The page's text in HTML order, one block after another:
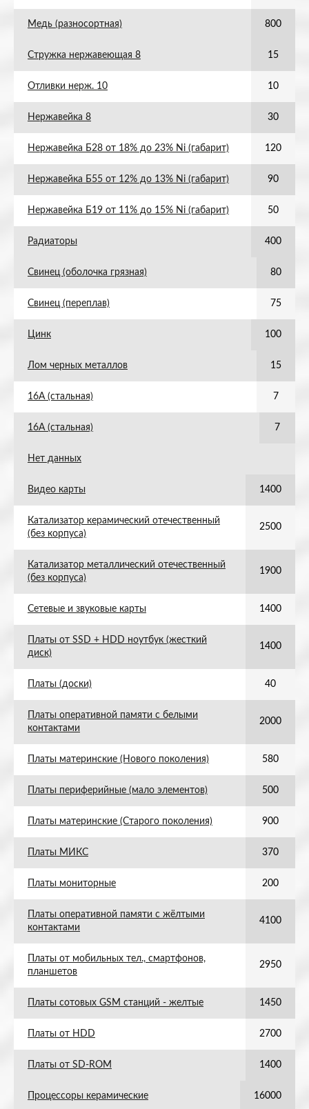
Медь (разносортная) 800
Стружка нержавеющая 8 15
Отливки нерж. 10 10
Нержавейка 8 30
Нержавейка Б28 от 18% до 23% Ni (габарит) 120
Нержавейка Б55 от 12% до 13% Ni (габарит) 90
Нержавейка Б19 от 11% до 15% Ni (габарит) 50
Радиаторы 400
Свинец (оболочка грязная) 80
Свинец (переплав) 75
Цинк 100
Лом черных металлов 15
16А (стальная) 7
16А (стальная) 7
Нет данных
Видео карты 1400
Катализатор керамический отечественный
(без корпуса)
2500
Катализатор металлический отечественный
(без корпуса)
1900
Сетевые и звуковые карты 1400
Платы от SSD + HDD ноутбук (жесткий
диск)
1400
Платы (доски) 40
Платы оперативной памяти с белыми
контактами
2000
Платы материнские (Нового поколения) 580
Платы периферийные (мало элементов) 500
Платы материнские (Старого поколения) 900
Платы МИКС 370
Платы мониторные 200
Платы оперативной памяти с жёлтыми
контактами
4100
Платы от мобильных тел., смартфонов,
планшетов
2950
Платы сотовых GSM станций - желтые 1450
Платы от HDD 2700
Платы от SD-ROM 1400
Процессоры керамические 16000